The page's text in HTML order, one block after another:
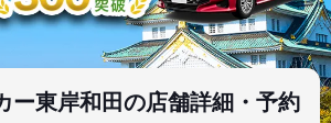
ー東岸和田の店舗詳細・予約